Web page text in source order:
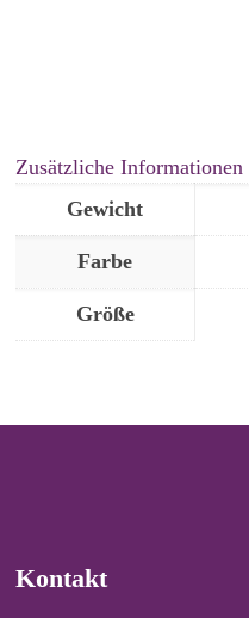
Zusätzliche Informationen
Gewicht
Farbe
Größe
Kontakt